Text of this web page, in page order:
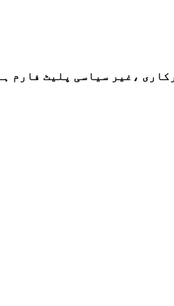
،غیر سیاسی پلیٹ فارم